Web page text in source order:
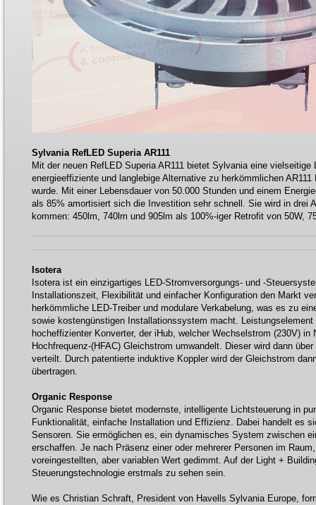
Sylvania RefLED Superia AR111
Mit der neuen RefLED Superia AR111 bietet Sylvania eine vielseitige
energieeffiziente und langlebige Alternative zu herkömmlichen
wurde. Mit einer Lebensdauer von 50.000 Stunden und einem
als 85% amortisiert sich die Investition sehr schnell. Sie wird in drei
kommen: 450lm, 740lm und 905lm als 100%-iger Retrofit von 50W,
Isotera
Isotera ist ein einzigartiges LED-Stromversorgungs- und -
Installationszeit, Flexibilität und einfacher Konfiguration den Markt
herkömmliche LED-Treiber und modulare Verkabelung, was es zu
sowie kostengünstigen Installationssystem macht.
hocheffizienter Konverter, der iHub, welcher Wechselstrom (230V) in
Hochfrequenz-(HFAC) Gleichstrom umwandelt. Dieser wird dann
verteilt. Durch patentierte induktive Koppler wird der Gleichstrom
übertragen.
Organic Response
Organic Response bietet modernste, intelligente Lichtsteuerung in
Funktionalität, einfache Installation und Effizienz. Dabei handelt es
Sensoren. Sie ermöglichen es, ein dynamisches System zwischen
erschaffen. Je nach Präsenz einer oder mehrerer Personen im
voreingestellten, aber variablen Wert gedimmt. Auf der Light +
Steuerungstechnologie erstmals zu sehen sein.
Wie es Christian Schraft, President von Havells Sylvania Europe,